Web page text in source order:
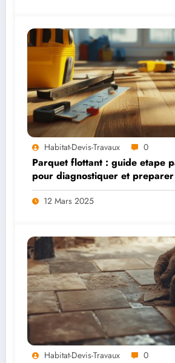
Habitat-Devis-Travaux 0
Parquet flottant : guide etape
pour diagnostiquer et
support
12 Mars 2025
Habitat-Devis-Travaux 0